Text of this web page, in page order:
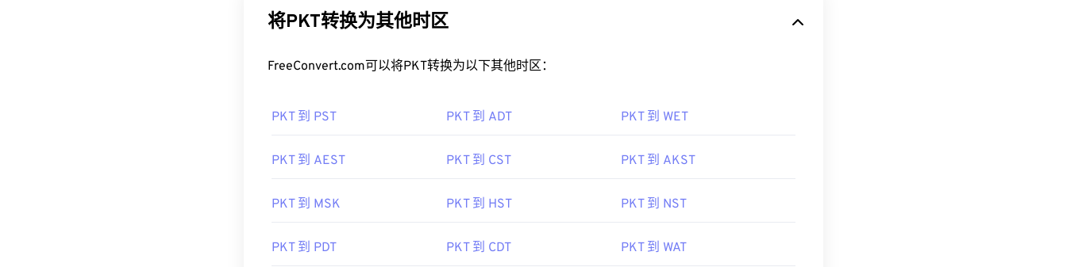
将PKT转换为其他时区
FreeConvert.com可以将PKT转换为以下其他时区：
PKT 到 PST PKT 到 ADT PKT 到 WET
PKT 到 AEST PKT 到 CST PKT 到 AKST
PKT 到 MSK PKT 到 HST PKT 到 NST
PKT 到 PDT PKT 到 CDT PKT 到 WAT